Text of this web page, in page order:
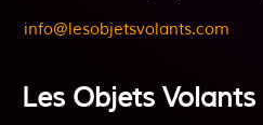
info@lesobjetsvolants.com
Les Objets Volants